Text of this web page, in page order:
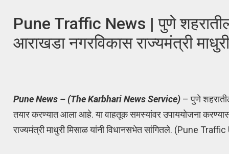
Pune Traffic News | पुणे शहरातील
आराखडा नगरविकास राज्यमंत्री
Pune News – (The Karbhari News Service) – पुणे
तयार करण्यात आला आहे. या वाहतूक समस्यांवर उपाययोजना
राज्यमंत्री माधुरी मिसाळ यांनी विधानसभेत सांगितले. (Pune